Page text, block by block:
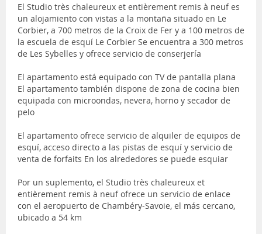
El Studio très chaleureux et entièrement remis à neuf es
un alojamiento con vistas a la montaña situado en Le
Corbier, a 700 metros de la Croix de Fer y a 100 metros de
la escuela de esquí Le Corbier Se encuentra a 300 metros
de Les Sybelles y ofrece servicio de conserjería
El apartamento está equipado con TV de pantalla plana
El apartamento también dispone de zona de cocina bien
equipada con microondas, nevera, horno y secador de
pelo
El apartamento ofrece servicio de alquiler de equipos de
esquí, acceso directo a las pistas de esquí y servicio de
venta de forfaits En los alrededores se puede esquiar
Por un suplemento, el Studio très chaleureux et
entièrement remis à neuf ofrece un servicio de enlace
con el aeropuerto de Chambéry-Savoie, el más cercano,
ubicado a 54 km